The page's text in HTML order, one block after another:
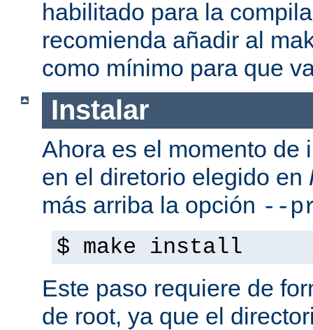
habilitado para la
recomienda añadir al
como mínimo para que
Instalar
Ahora es el momento de
en el diretorio elegido en
más arriba la opción --
$ make install
Este paso requiere de
de root, ya que el